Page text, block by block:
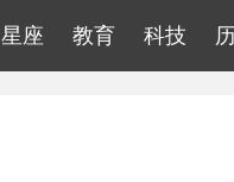
星座 教育 科技